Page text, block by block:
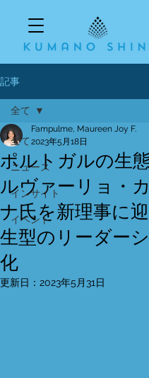
記事
全て
ニュース
インサイト
イベント
全て
ポルトガルの生
ルヴァーリョ・
ナ氏を新理事に
生型のリーダー
化
Fampulme, Maureen Joy F.
2023年5月18日
更新日： 2023年5月31日